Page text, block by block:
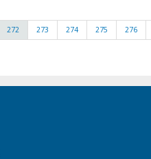
272 273 274 275 276